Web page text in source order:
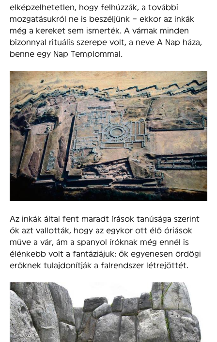
elképzelhetetlen, hogy felhúzzák, a további
mozgatásukról ne is beszéljünk – ekkor az inkák
még a kereket sem ismerték. A várnak minden
bizonnyal rituális szerepe volt, a neve A Nap háza,
benne egy Nap Templommal.
Az inkák által fent maradt írások tanúsága szerint
ők azt vallották, hogy az egykor ott élő óriások
műve a vár, ám a spanyol íróknak még ennél is
élénkebb volt a fantáziájuk: ők egyenesen ördögi
erőknek tulajdonítják a falrendszer létrejöttét.